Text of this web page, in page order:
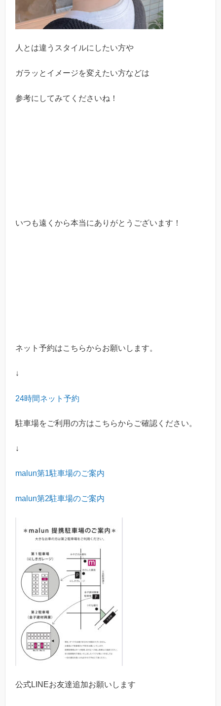
人とは違うスタイルにしたい方や
ガラッとイメージを変えたい方などは
参考にしてみてくださいね！
いつも遠くから本当にありがとうございます！
ネット予約はこちらからお願いします。
↓
24時間ネット予約
駐車場をご利用の方はこちらからご確認ください。
↓
malun第1駐車場のご案内
malun第2駐車場のご案内
公式LINEお友達追加お願いします